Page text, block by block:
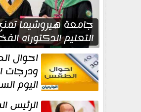
جامعة هيروشيما
التعليم الدكتوراه
تقديرا لما حققهاحوال
ودرجات
اليوم
العظمى
الرئيس